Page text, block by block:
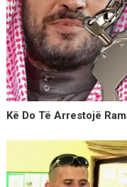
Kë Do Të Arrestojë